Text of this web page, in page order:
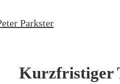
Zum Parkster
Kurzfristiger